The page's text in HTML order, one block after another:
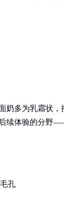
奶多为乳霜状
续体验的分野
孔